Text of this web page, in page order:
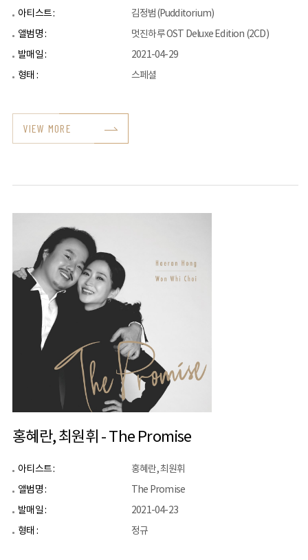
아티스트 :
김정범(Pudditorium)
앨범명 :
멋진하루 OST Deluxe Edition (2CD)
발매일 :
2021-04-29
형태 :
스페셜
VIEW MORE
홍혜란, 최원휘 - The Promise
아티스트 :
홍혜란, 최원휘
앨범명 :
The Promise
발매일 :
2021-04-23
형태 :
정규